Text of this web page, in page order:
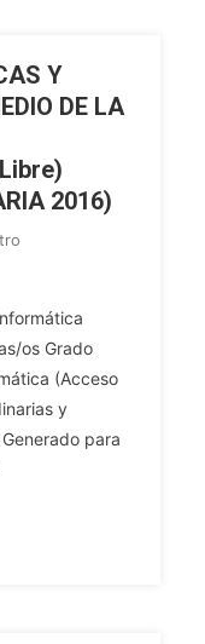
Y
DE LA
2016)
os Grado
(Acceso
y
para